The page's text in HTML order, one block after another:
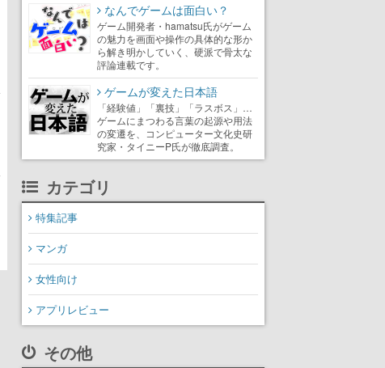
なんでゲームは面白い？
ゲーム開発者・hamatsu氏がゲーム
の魅力を画面や操作の具体的な形か
ら解き明かしていく、硬派で骨太な
評論連載です。
ゲームが変えた日本語
「経験値」「裏技」「ラスボス」…
ゲームにまつわる言葉の起源や用法
の変遷を、コンピューター文化史研
究家・タイニーP氏が徹底調査。
カテゴリ
特集記事
マンガ
女性向け
アプリレビュー
その他